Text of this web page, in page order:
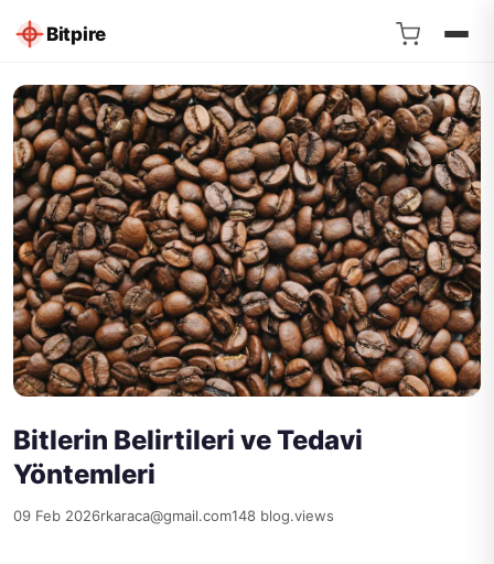
Bitpire
Bitlerin Belirtileri ve Tedavi
Yöntemleri
09 Feb 2026rkaraca@gmail.com148 blog.views